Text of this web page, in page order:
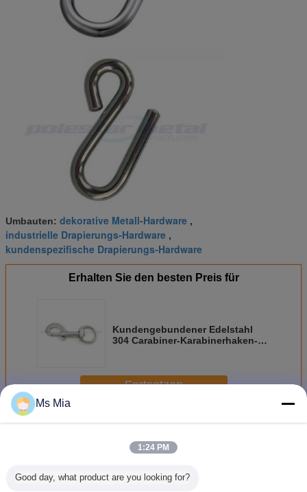
Umbauten: dekorative Metall-Hardware ,
industrielle Drapierungs-Hardware ,
kundenspezifische Drapierungs-Hardware
Erhalten Sie den besten Preis für
Kundengebundener Edelstahl
304 Carabiner-Karabinerhaken-D-
Fortsetzen
MehrKundenspezifische Metall-Hardware
Ms Mia
1:24 PM
Good day, what product are you looking for?